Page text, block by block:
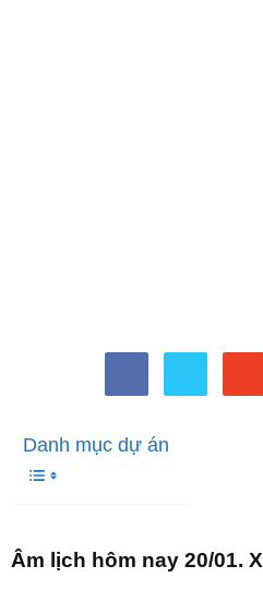
Danh mục dự án
Âm lịch hôm nay 20/01.